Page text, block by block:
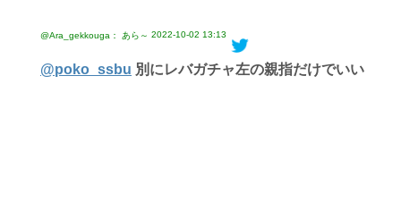
@Ara_gekkouga： あら～ 2022-10-02 13:13
@poko_ssbu 別にレバガチャ左の親指だけでいい